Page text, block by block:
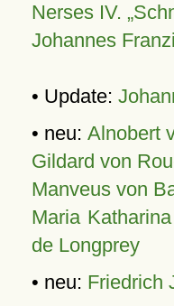
Nerses IV.
Johannes
• Update:
• neu: Alnobert
Gildard von
Manveus von
Maria
de Longprey
• neu: Friedrich